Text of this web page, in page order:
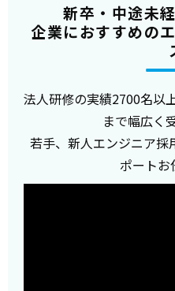
新卒・中途未
企業におすすめの
法人研修の実績2700名以
まで幅広く
若手、新人エンジニア採
ポートお